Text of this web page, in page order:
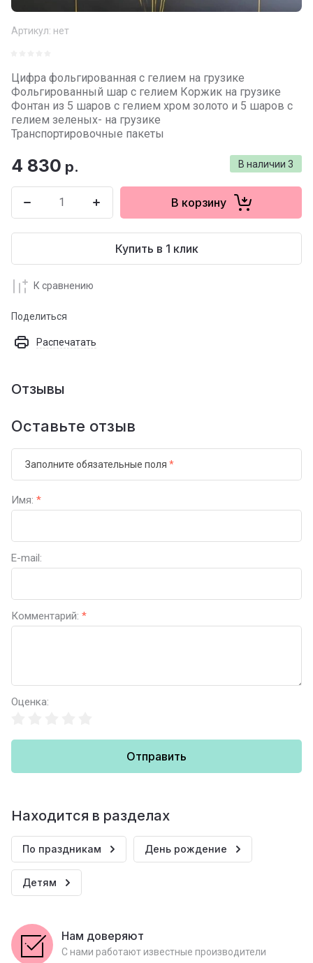
Артикул: нет
Цифра фольгированная с гелием на грузике
Фольгированный шар с гелием Коржик на грузике
Фонтан из 5 шаров с гелием хром золото и 5 шаров с
гелием зеленых- на грузике
Транспортировочные пакеты
В наличии 3
4 830 р.
В корзину
Купить в 1 клик
К сравнению
Поделиться
Распечатать
Отзывы
Оставьте отзыв
Заполните обязательные поля *
Имя: *
E-mail:
Комментарий: *
Оценка:
Отправить
Находится в разделах
По праздникам День рождение
Детям
Нам доверяют
С нами работают известные производители